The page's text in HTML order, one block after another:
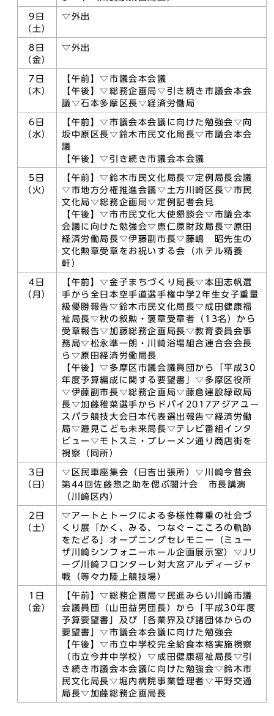
9日
（土）
▽外出
8日
（金）
▽外出
7日
（木）
【午前】▽市議会本会議
【午後】▽総務企画局▽引き続き市議会本会
議▽石本多摩区長▽経済労働局
6日
（水）
【午前】▽市議会本会議に向けた勉強会▽向
坂中原区長▽鈴木市民文化局長▽市議会本会
議
【午後】▽引き続き市議会本会議
5日
（火）
【午前】▽鈴木市民文化局長▽定例局長会議
▽市地方分権推進会議▽土方川崎区長▽市民
文化局▽総務企画局▽定例記者会見
【午後】▽市市民文化大使懇談会▽市議会本
会議に向けた勉強会▽唐仁原財政局長▽原田
経済労働局長▽伊藤副市長▽藤嶋 昭先生の
文化勲章受章をお祝いする会（ホテル精養
軒）
4日
（月）
【午前】▽金子まちづくり局長▽本田志帆選
手から全日本空手道選手権中学2年生女子重量
級優勝報告▽鈴木市民文化局長▽成田健康福
祉局長▽秋の叙勲・褒章受章者（13名）から
受章報告▽加藤総務企画局長▽教育委員会事
務局▽松永準一朗・川崎浴場組合連合会会長
ら▽原田経済労働局長
【午後】▽多摩区市議会議員団から「平成30
年度予算編成に関する要望書」▽多摩区役所
▽伊藤副市長▽総務企画局▽藤倉建設緑政局
長▽加藤稚菜選手からドバイ2017アジアユー
スパラ競技大会日本代表選出報告▽経済労働
局▽邉見こども未来局長▽テレビ番組インタ
ビュー▽モトスミ・ブレーメン通り商店街を
視察（同所）
3日
（日）
▽区民車座集会（日吉出張所）▽川崎今昔会
第44回佐藤惣之助を偲ぶ闇汁会 市長講演
（川崎区内）
2日
（土）
▽アートとトークによる多様性尊重の社会づ
くり展「かく、みる、つなぐ－こころの軌跡
をたどる」オープニングセレモニー（ミュー
ザ川崎シンフォニーホール企画展示室）▽Jリ
ーグ川崎フロンターレ対大宮アルディージャ
戦（等々力陸上競技場）
1日
（金）
【午前】▽総務企画局▽民進みらい川崎市議
会議員団（山田益男団長）から「平成30年度
予算要望書」及び「各業界及び諸団体からの
要望書」▽市議会本会議に向けた勉強会
【午後】▽市立中学校完全給食本格実施視察
（市立今井中学校）▽成田健康福祉局長▽引
き続き市議会本会議に向けた勉強会▽鈴木市
民文化局長▽堀内病院事業管理者▽平野交通
局長▽加藤総務企画局長